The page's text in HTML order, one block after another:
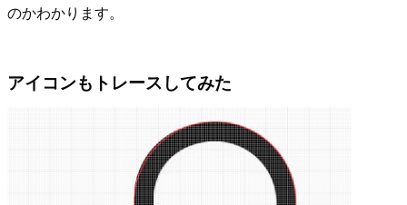
のかわかります。
アイコンもトレースしてみた